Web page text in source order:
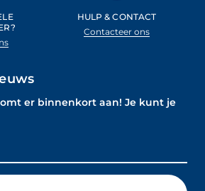
HULP & CONTACT
Contacteer ons
er binnenkort aan! Je kunt je